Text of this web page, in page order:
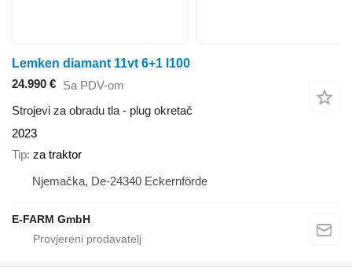
Lemken diamant 11vt 6+1 l100
24.990 € Sa PDV-om
Strojevi za obradu tla - plug okretač
2023
Tip za traktor
Njemačka, De-24340 Eckernförde
E-FARM GmbH